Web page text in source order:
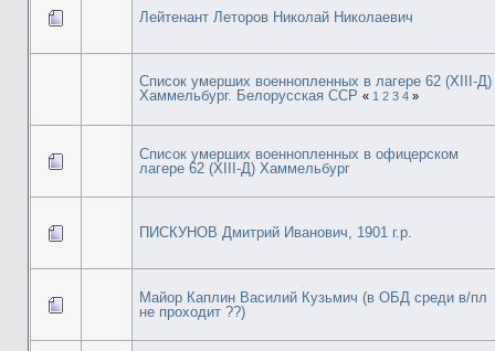
Лейтенант Леторов Николай Николаевич
Список умерших военнопленных в лагере 62 (XIII-Д)
Хаммельбург. Белорусская ССР « 1 2 3 4»
Список умерших военнопленных в офицерском
лагере 62 (XIII-Д) Хаммельбург
ПИСКУНОВ Дмитрий Иванович, 1901 г.р.
Майор Каплин Василий Кузьмич (в ОБД среди в/пл
не проходит ??)